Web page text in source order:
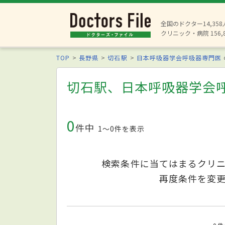
全国のドクター14,358
クリニック・病院
TOP 長野県 切石駅 日本呼吸器学会呼吸器専門医
切石駅、日本呼吸器学会
0件中 1〜0件を表示
検索条件に当てはまるクリ
再度条件を変